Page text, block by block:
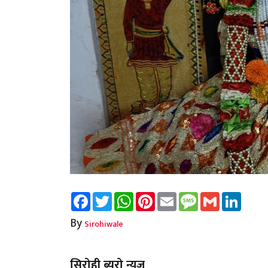
FacebookTwitterWhatsAppPinterest
Email Message
Gmail
By Sirohiwale